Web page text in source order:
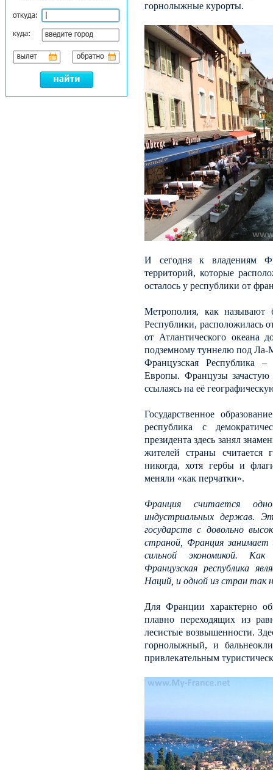
горнолыжные курорты.
И сегодня к владениям
территорий, которые
осталось у республики от
Метрополия, как называют
Республики, расположилась
от Атлантического океана
подземному туннелю под Ла-
Французская Республика –
Европы. Французы зачастую
ссылаясь на её
Государственное
республика с
президента здесь занял
жителей страны считается
никогда, хотя гербы и
меняли «как перчатки».
Франция считается
индустриальных держав.
государств с довольно
страной, Франция
сильной экономикой. Как
Французская республика
Наций, и одной из стран так
Для Франции характерно
плавно переходящих из
лесистые возвышенности.
горнолыжный, и
привлекательным